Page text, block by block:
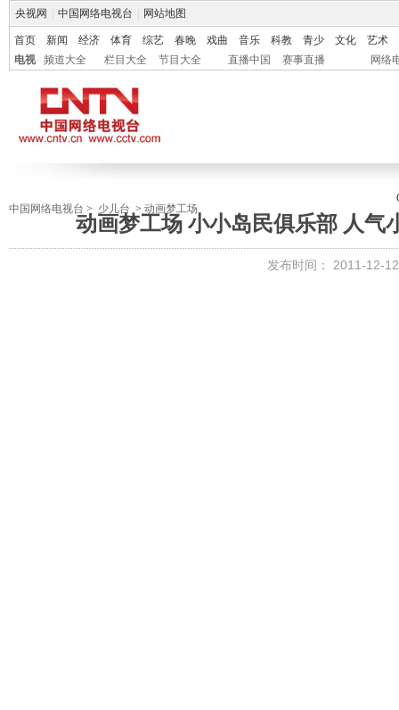
央视网 中国网络电视台 网站地图
首页 新闻 经济 体育 综艺 春晚 戏曲 音乐 科教 青少 文化
艺术
电视
频道大全 栏目大全 节目大全 直播中国 赛事直播 网络
中国网络电视台 > 少儿台 > 动画梦工场
动画梦工场 小小岛民俱乐部 人气
发布时间： 2011-12-